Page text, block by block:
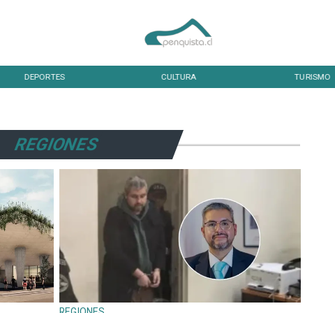
DEPORTES CULTURA TURISMO
REGIONES